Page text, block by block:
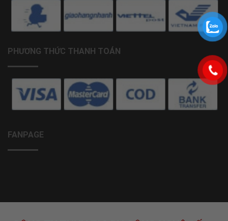
PHƯƠNG THỨC THANH TOÁN
FANPAGE